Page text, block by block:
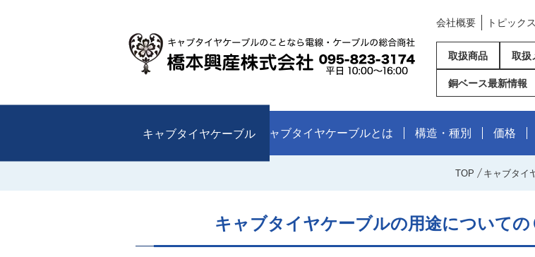
取扱商品 取扱
銅ベース最新情報
会社概要 トピックス
キャブタイヤケーブル キャブタイヤケーブルとは 構造・種別 価格
TOP キャブタイ
キャブタイヤケーブルの用途についての